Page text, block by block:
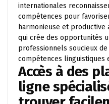
internationales
compétences pour
harmonieuse et productive
qui crée des opportunités
professionnels soucieux
compétences linguistiques
Accès à des
ligne